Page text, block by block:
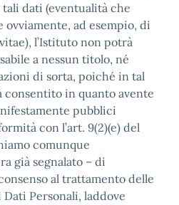
dati (eventualità che
ovviamente, ad esempio, di
l’Istituto non potrà
a nessun titolo, né
di sorta, poiché in tal
consentito in quanto avente
pubblici
con l’art. 9(2)(e) del
comunque
già segnalato – di
al trattamento delle
Personali, laddove